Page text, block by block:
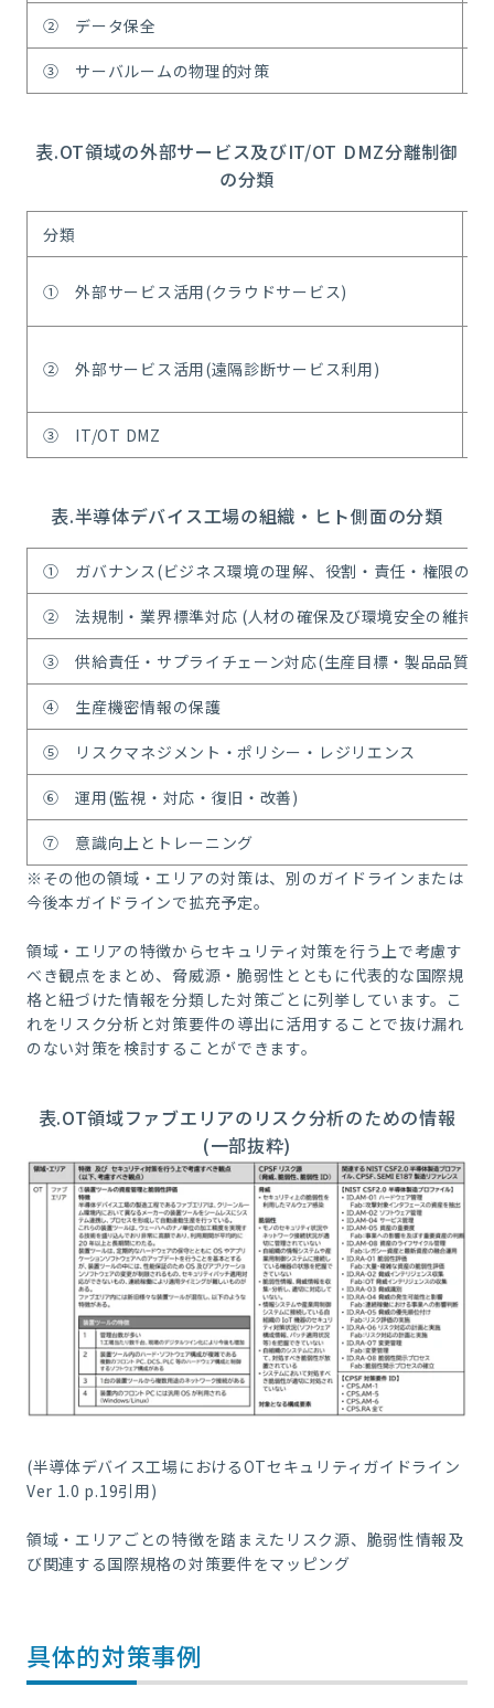
② データ保全
③ サーバルームの物理的対策
表.OT領域の外部サービス及びIT/OT DMZ分離制御
の分類
分類
① 外部サービス活用(クラウドサービス)
② 外部サービス活用(遠隔診断サービス利用)
③ IT/OT DMZ
表.半導体デバイス工場の組織・ヒト側面の分類
① ガバナンス(ビジネス環境の理解、役割・責任・権限の確
② 法規制・業界標準対応 (人材の確保及び環境安全の維持)
③ 供給責任・サプライチェーン対応(生産目標・製品品質の
④ 生産機密情報の保護
⑤ リスクマネジメント・ポリシー・レジリエンス
⑥ 運用(監視・対応・復旧・改善)
⑦ 意識向上とトレーニング
※その他の領域・エリアの対策は、別のガイドラインまたは
今後本ガイドラインで拡充予定。
領域・エリアの特徴からセキュリティ対策を行う上で考慮す
べき観点をまとめ、脅威源・脆弱性とともに代表的な国際規
格と紐づけた情報を分類した対策ごとに列挙しています。こ
れをリスク分析と対策要件の導出に活用することで抜け漏れ
のない対策を検討することができます。
表.OT領域ファブエリアのリスク分析のための情報
(一部抜粋)
(半導体デバイス工場におけるOTセキュリティガイドライン
Ver 1.0 p.19引用)
領域・エリアごとの特徴を踏まえたリスク源、脆弱性情報及
び関連する国際規格の対策要件をマッピング
具体的対策事例